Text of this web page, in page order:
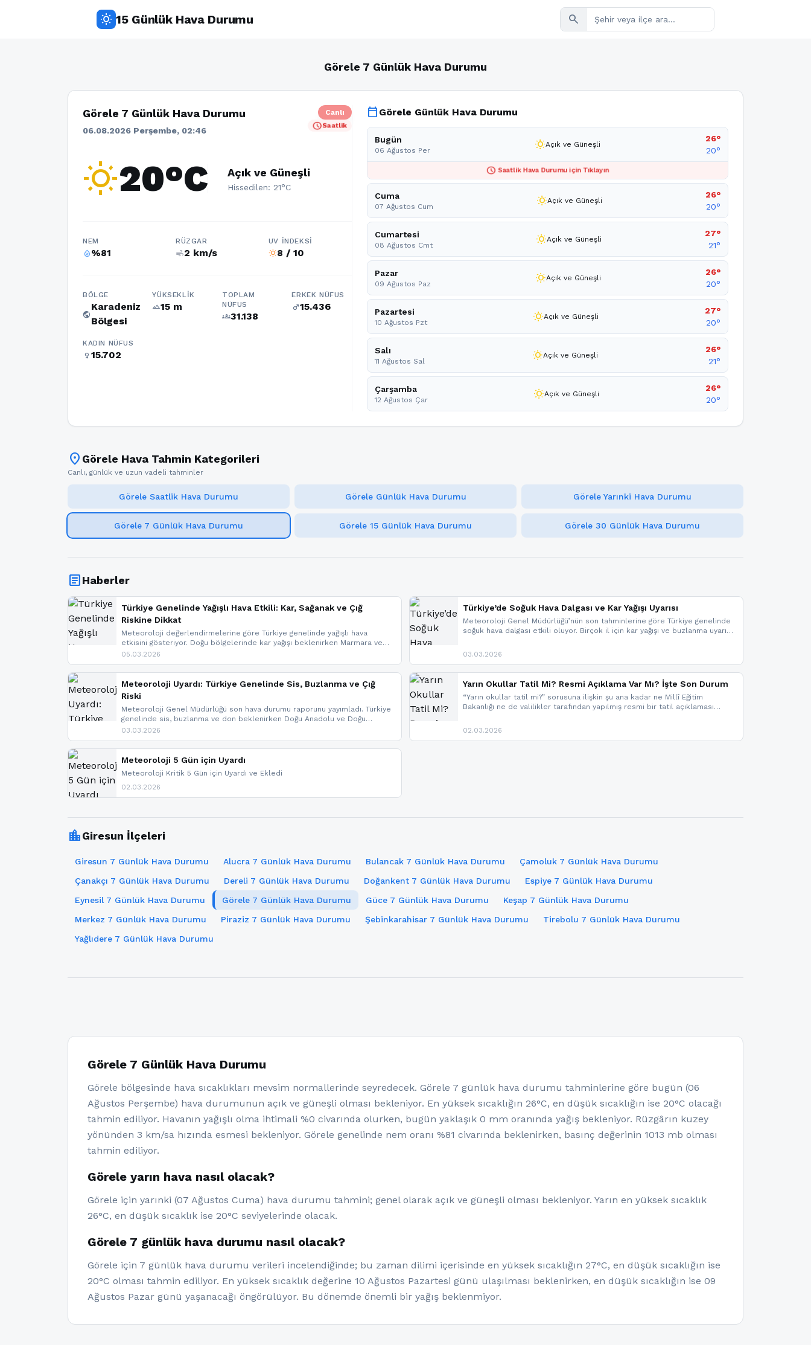
wb_sunny 15 Günlük Hava Durumu search
Görele 7 Günlük Hava Durumu
Görele 7 Günlük Hava Durumu
06.08.2026 Perşembe, 02:46
Canlı
scheduleSaatlik
wb_sunny20°C Açık ve Güneşli
Hissedilen: 21°C
NEM
humidity_percentage%81
RÜZGAR
air2 km/s
UV İNDEKSI
wb_sunny8 / 10
BÖLGE
public
Karadeniz
Bölgesi
YÜKSEKLIK
terrain15 m
TOPLAM
NÜFUS
groups31.138
ERKEK NÜFUS
male15.436
KADIN NÜFUS
female 15.702
calendar_today Görele Günlük Hava Durumu
Bugün
06 Ağustos Per wb_sunnyAçık ve Güneşli
26°
20°
schedule Saatlik Hava Durumu için Tıklayın
Cuma
07 Ağustos Cum wb_sunnyAçık ve Güneşli
26°
20°
Cumartesi
08 Ağustos Cmt wb_sunnyAçık ve Güneşli
27°
21°
Pazar
09 Ağustos Paz wb_sunnyAçık ve Güneşli
26°
20°
Pazartesi
10 Ağustos Pzt wb_sunnyAçık ve Güneşli
27°
20°
Salı
11 Ağustos Sal wb_sunnyAçık ve Güneşli
26°
21°
Çarşamba
12 Ağustos Çar wb_sunnyAçık ve Güneşli
26°
20°
location_on Görele Hava Tahmin Kategorileri
Canlı, günlük ve uzun vadeli tahminler
Görele Saatlik Hava Durumu Görele Günlük Hava Durumu Görele Yarınki Hava Durumu
Görele 7 Günlük Hava Durumu Görele 15 Günlük Hava Durumu Görele 30 Günlük Hava Durumu
articleHaberler
Türkiye Genelinde Yağışlı Hava Etkili: Kar, Sağanak ve Çığ
Riskine Dikkat
Meteoroloji değerlendirmelerine göre Türkiye genelinde yağışlı hava
etkisini gösteriyor. Doğu bölgelerinde kar yağışı beklenirken Marmara ve
Kuzey Ege’de sağanak yağmur, yüksek kesimlerde ise çığ tehlikesi
yaşanabileceği belirtiliyor.
05.03.2026
Türkiye’de Soğuk Hava Dalgası ve Kar Yağışı Uyarısı
Meteoroloji Genel Müdürlüğü’nün son tahminlerine göre Türkiye genelinde
soğuk hava dalgası etkili oluyor. Birçok il için kar yağışı ve buzlanma uyarısı
03.03.2026
Meteoroloji Uyardı: Türkiye Genelinde Sis, Buzlanma ve Çığ
Riski
Meteoroloji Genel Müdürlüğü son hava durumu raporunu yayımladı. Türkiye
genelinde sis, buzlanma ve don beklenirken Doğu Anadolu ve Doğu
Karadeniz’in yüksek kesimlerinde çığ riski uyarısı yapıldı. İşte son dakika
03.03.2026
Yarın Okullar Tatil Mi? Resmi Açıklama Var Mı? İşte Son Durum
“Yarın okullar tatil mi?” sorusuna ilişkin şu ana kadar ne Millî Eğitim
Bakanlığı ne de valilikler tarafından yapılmış resmi bir tatil açıklaması
paylaşacağız. En hızlı şekilde haberdar olmak için sitemizi takip edebilir ve
02.03.2026
Meteoroloji 5 Gün için Uyardı
Meteoroloji Kritik 5 Gün için Uyardı ve Ekledi
02.03.2026
location_cityGiresun İlçeleri
Giresun 7 Günlük Hava Durumu Alucra 7 Günlük Hava Durumu Bulancak 7 Günlük Hava Durumu
Çamoluk 7 Günlük Hava Durumu
Çanakçı 7 Günlük Hava Durumu
Dereli 7 Günlük Hava Durumu Doğankent 7 Günlük Hava Durumu
Espiye 7 Günlük Hava Durumu
Eynesil 7 Günlük Hava Durumu
Görele 7 Günlük Hava Durumu Güce 7 Günlük Hava Durumu
Keşap 7 Günlük Hava Durumu
Merkez 7 Günlük Hava Durumu
Piraziz 7 Günlük Hava Durumu Şebinkarahisar 7 Günlük Hava Durumu
Tirebolu 7 Günlük Hava Durumu
Yağlıdere 7 Günlük Hava Durumu
Görele 7 Günlük Hava Durumu
Görele bölgesinde hava sıcaklıkları mevsim normallerinde seyredecek. Görele 7 günlük hava durumu tahminlerine göre bugün (06
Ağustos Perşembe) hava durumunun açık ve güneşli olması bekleniyor. En yüksek sıcaklığın 26°C, en düşük sıcaklığın ise 20°C olacağı
tahmin ediliyor. Havanın yağışlı olma ihtimali %0 civarında olurken, bugün yaklaşık 0 mm oranında yağış bekleniyor. Rüzgârın kuzey
yönünden 3 km/sa hızında esmesi bekleniyor. Görele genelinde nem oranı %81 civarında beklenirken, basınç değerinin 1013 mb olması
tahmin ediliyor.
Görele yarın hava nasıl olacak?
Görele için yarınki (07 Ağustos Cuma) hava durumu tahmini; genel olarak açık ve güneşli olması bekleniyor. Yarın en yüksek sıcaklık
26°C, en düşük sıcaklık ise 20°C seviyelerinde olacak.
Görele 7 günlük hava durumu nasıl olacak?
Görele için 7 günlük hava durumu verileri incelendiğinde; bu zaman dilimi içerisinde en yüksek sıcaklığın 27°C, en düşük sıcaklığın ise
20°C olması tahmin ediliyor. En yüksek sıcaklık değerine 10 Ağustos Pazartesi günü ulaşılması beklenirken, en düşük sıcaklığın ise 09
Ağustos Pazar günü yaşanacağı öngörülüyor. Bu dönemde önemli bir yağış beklenmiyor.